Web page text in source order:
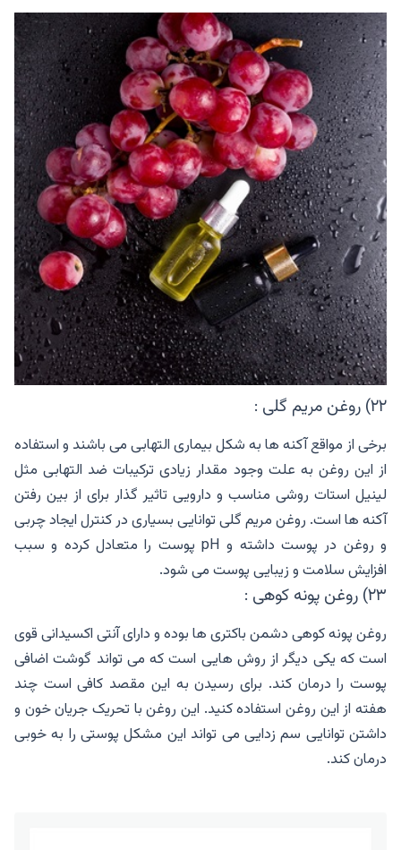
۲۲) روغن مریم گلی :
برخی از مواقع آکنه ها به شکل بیماری التهابی می باشند و استفاده
از این روغن به علت وجود مقدار زیادی ترکیبات ضد التهابی مثل
لینیل استات روشی مناسب و دارویی تاثیر گذار برای از بین رفتن
آکنه ها است. روغن مریم گلی توانایی بسیاری در کنترل ایجاد چربی
و روغن در پوست داشته و pH پوست را متعادل کرده و سبب
افزایش سلامت و زیبایی پوست می شود.
۲۳) روغن پونه کوهی :
روغن پونه کوهی دشمن باکتری ها بوده و دارای آنتی اکسیدانی قوی
است که یکی دیگر از روش هایی است که می تواند گوشت اضافی
پوست را درمان کند. برای رسیدن به این مقصد کافی است چند
هفته از این روغن استفاده کنید. این روغن با تحریک جریان خون و
داشتن توانایی سم زدایی می تواند این مشکل پوستی را به خوبی
درمان کند.